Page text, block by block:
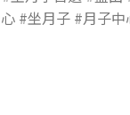
#坐月子 #月子中